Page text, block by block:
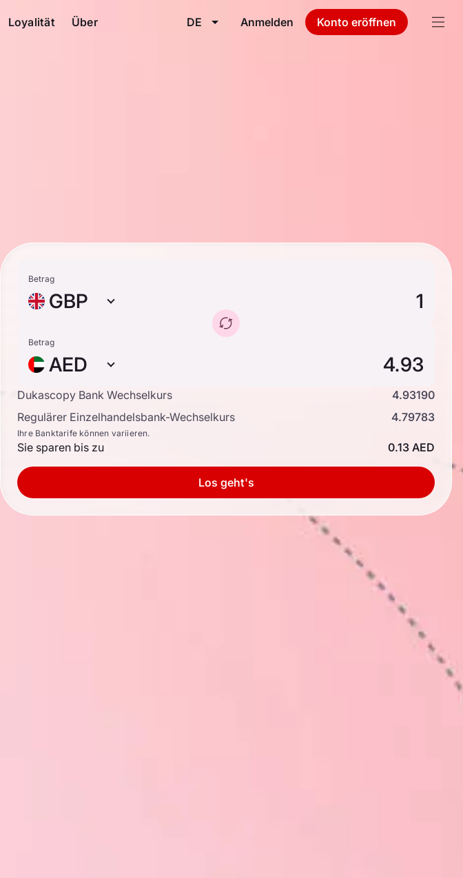
Loyalität Über DE Anmelden Konto eröffnen
Betrag
GBP
Betrag
AED
Dukascopy Bank Wechselkurs
4.93190
Regulärer Einzelhandelsbank-Wechselkurs
4.79783
Ihre Banktarife können variieren.
Sie sparen bis zu 0.13 AED
Los geht's